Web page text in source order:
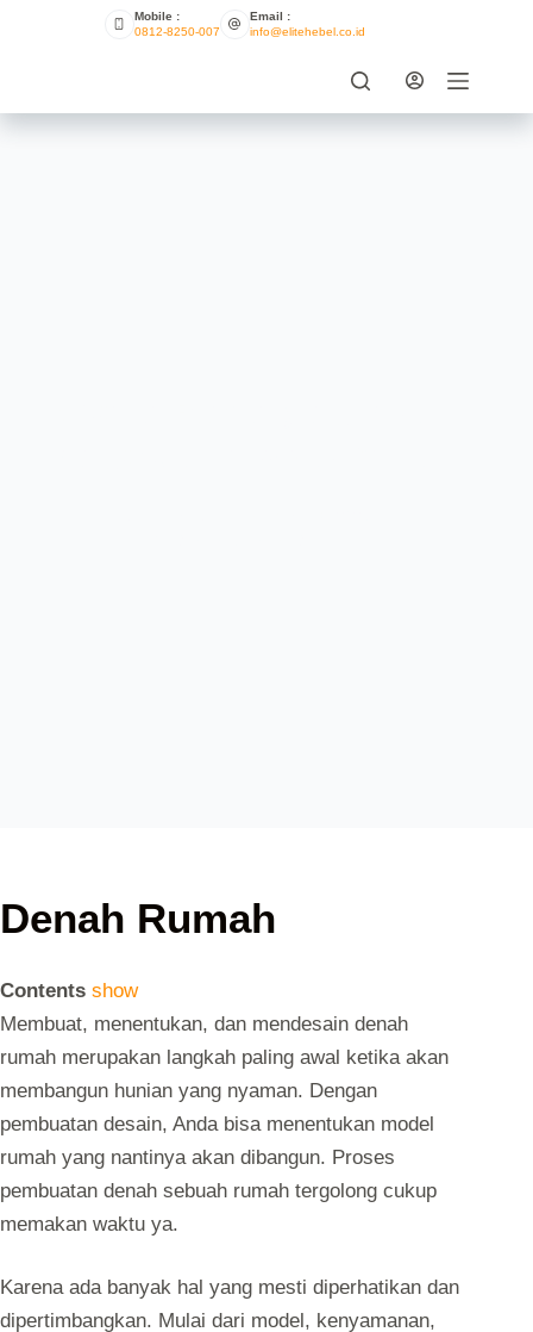
Mobile :
0812-8250-007
Email :
info@elitehebel.co.id
Denah Rumah
Contents show
Membuat, menentukan, dan mendesain denah
rumah merupakan langkah paling awal ketika akan
membangun hunian yang nyaman. Dengan
pembuatan desain, Anda bisa menentukan model
rumah yang nantinya akan dibangun. Proses
pembuatan denah sebuah rumah tergolong cukup
memakan waktu ya.
Karena ada banyak hal yang mesti diperhatikan dan
dipertimbangkan. Mulai dari model, kenyamanan,